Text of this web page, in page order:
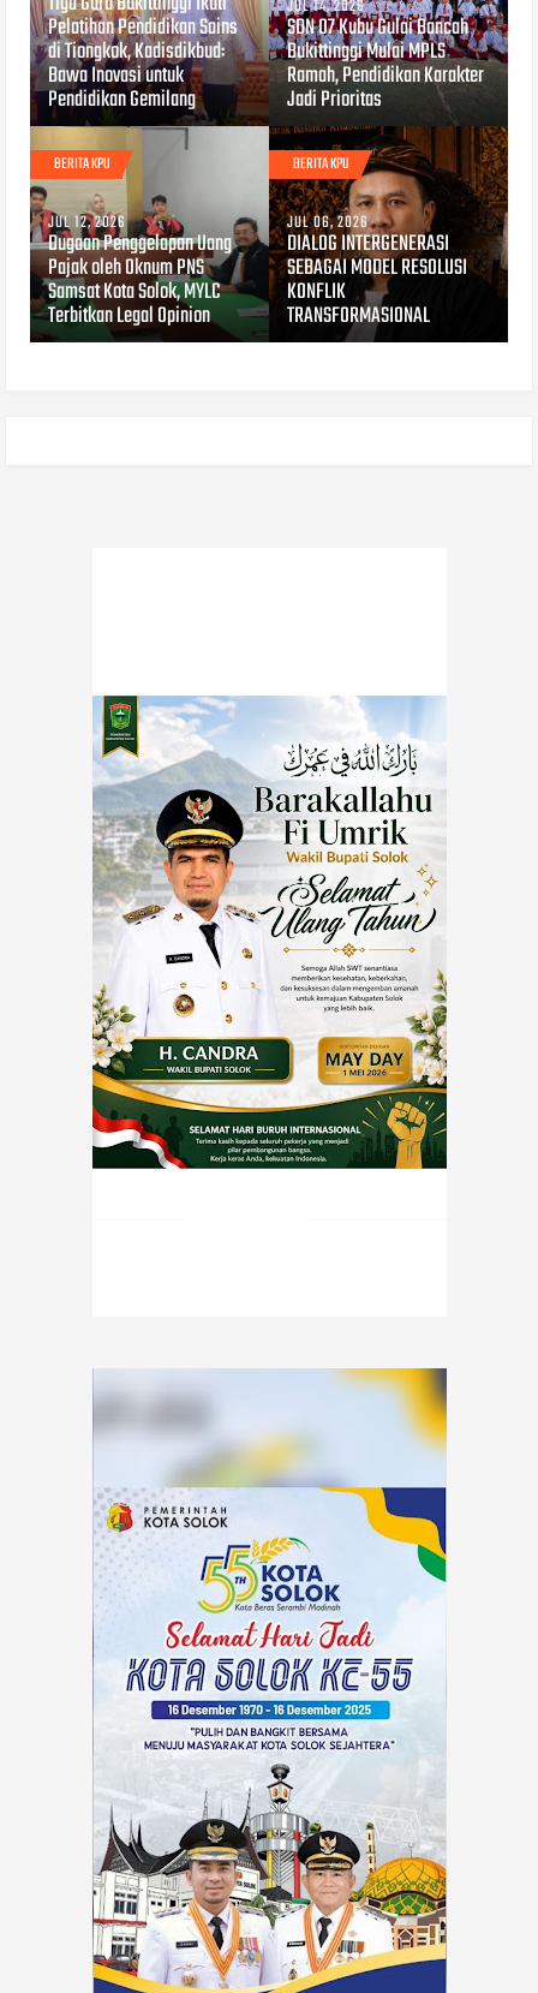
Pelatihan Pendidikan Sains
di Tiongkok, Kadisdikbud:
Bawa Inovasi untuk
Pendidikan Gemilang
JUL 14, 2026
SDN 07 Kubu Gulai Bancah
Bukittinggi Mulai MPLS
Ramah, Pendidikan Karakter
Jadi Prioritas
BERITA KPU
JUL 12, 2026
Dugaan Penggelapan Uang
Pajak oleh Oknum PNS
Samsat Kota Solok, MYLC
Terbitkan Legal Opinion
BERITA KPU
JUL 06, 2026
DIALOG INTERGENERASI
SEBAGAI MODEL RESOLUSI
KONFLIK
TRANSFORMASIONAL